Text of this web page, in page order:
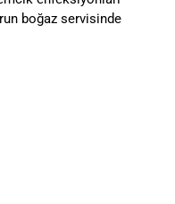
boğaz servisinde